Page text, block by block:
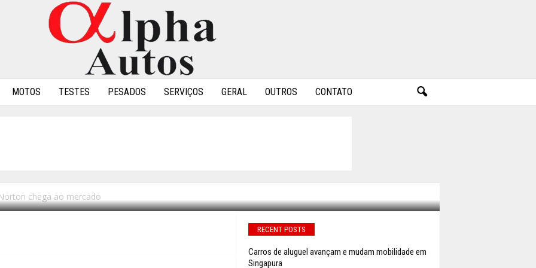
MOTOS TESTES PESADOS SERVIÇOS GERAL OUTROS CONTATO
chega ao mercado
0
RECENT POSTS
Carros de aluguel avançam e mudam mobilidade em
Singapura